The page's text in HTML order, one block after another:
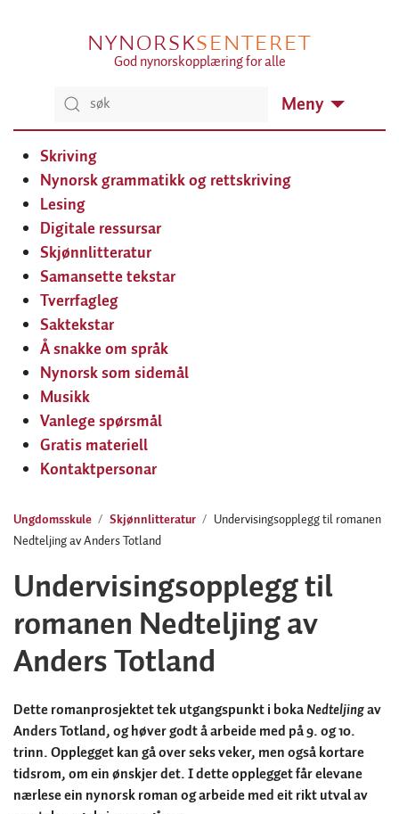
NYNORSKSENTERET
God nynorskopplæring for alle
Meny
Skriving
Nynorsk grammatikk og rettskriving
Lesing
Digitale ressursar
Skjønnlitteratur
Samansette tekstar
Tverrfagleg
Saktekstar
Å snakke om språk
Nynorsk som sidemål
Musikk
Vanlege spørsmål
Gratis materiell
Kontaktpersonar
Ungdomsskule Skjønnlitteratur
Undervisingsopplegg til romanen
Nedteljing av Anders Totland
Undervisingsopplegg til
romanen Nedteljing av
Anders Totland
Dette romanprosjektet tek utgangspunkt i bokaNedteljingav
Anders Totland, og høver godt å arbeide med på 9. og 10.
trinn. Opplegget kan gå over seks veker, men også kortare
tidsrom, om ein ønskjer det. I dette opplegget får elevane
nærlese ein nynorsk roman og arbeide med eit rikt utval av